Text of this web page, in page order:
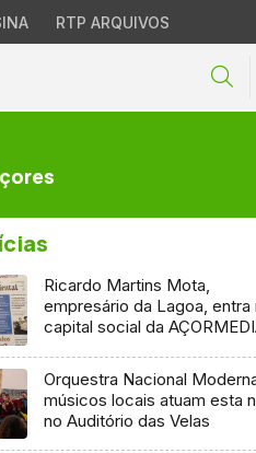
RTP ARQUIVOS
Ricardo Martins Mota,
empresário da Lagoa, entra
capital social da
Orquestra Nacional
músicos locais atuam esta
no Auditório das Velas